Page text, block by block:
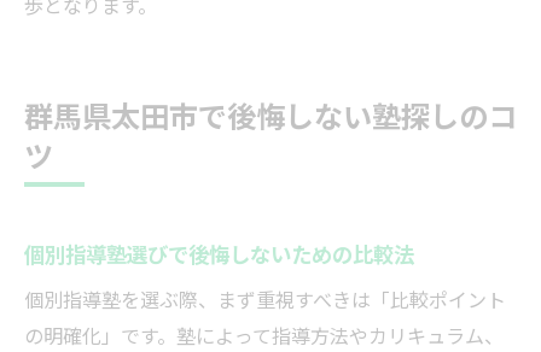
群馬県太田市で後悔しない塾探しのコ
ツ
個別指導塾選びで後悔しないための比較法
個別指導塾を選ぶ際、まず重視すべきは「比較ポイント
の明確化」です。塾によって指導方法やカリキュラム、